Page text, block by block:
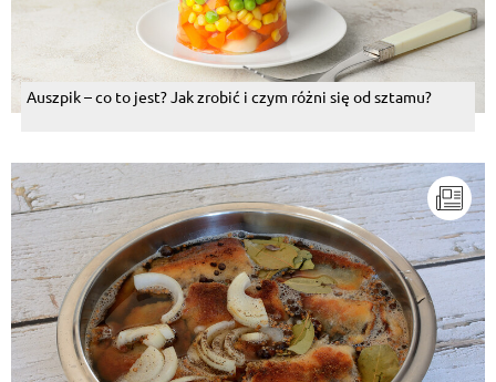
Auszpik – co to jest? Jak zrobić i czym różni się od sztamu?